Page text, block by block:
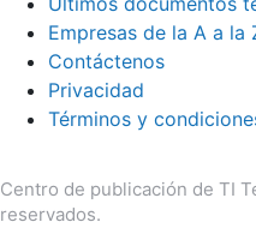
Empresas de la A a la
Contáctenos
Privacidad
Términos y
Centro de publicación de TI
reservados.